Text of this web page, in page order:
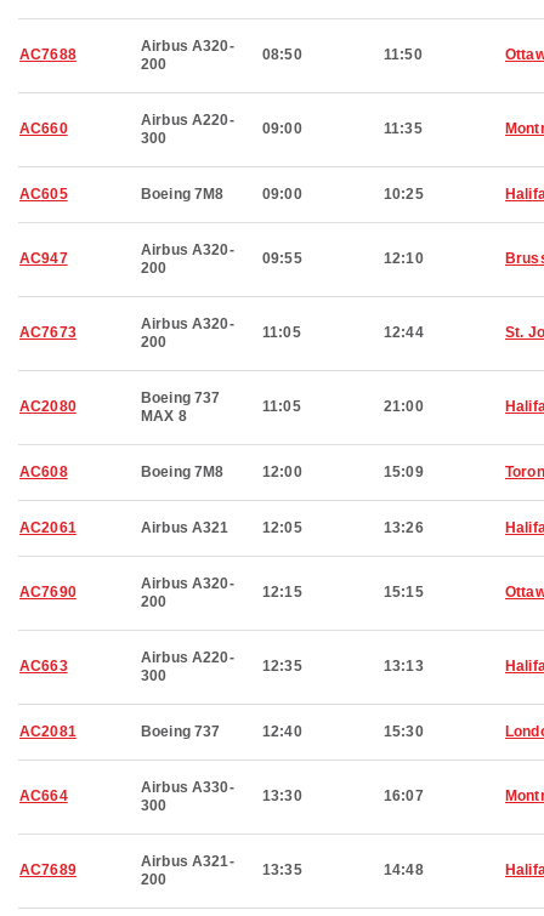
AC7688
Airbus A320-
200
08:50 11:50
AC660
Airbus A220-
300
09:00 11:35
AC605 Boeing 7M8 09:00 10:25
AC947
Airbus A320-
200
09:55 12:10
AC7673
Airbus A320-
200
11:05 12:44 St.
AC2080
Boeing 737
MAX 8
11:05 21:00
AC608 Boeing 7M8 12:00 15:09
AC2061 Airbus A321 12:05 13:26
AC7690
Airbus A320-
200
12:15 15:15
AC663
Airbus A220-
300
12:35 13:13
AC2081 Boeing 737 12:40 15:30
AC664
Airbus A330-
300
13:30 16:07
AC7689
Airbus A321-
200
13:35 14:48